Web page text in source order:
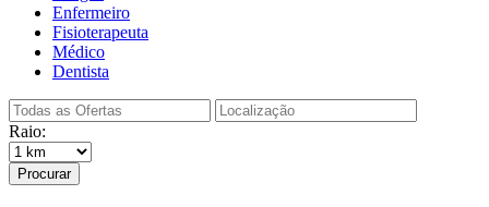
Enfermeiro
Fisioterapeuta
Médico
Dentista
Raio:
Procurar